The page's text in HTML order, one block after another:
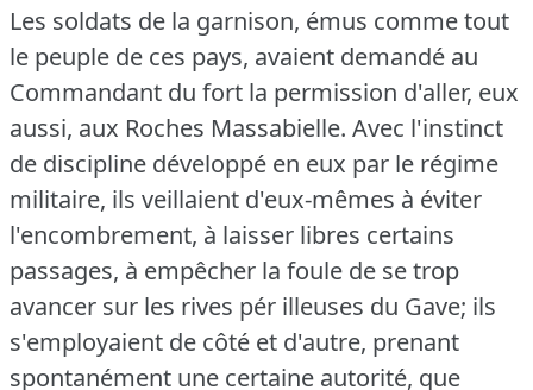
Les soldats de la garnison, émus comme tout
le peuple de ces pays, avaient demandé au
Commandant du fort la permission d'aller, eux
aussi, aux Roches Massabielle. Avec l'instinct
de discipline développé en eux par le régime
militaire, ils veillaient d'eux-mêmes à éviter
l'encombrement, à laisser libres certains
passages, à empêcher la foule de se trop
avancer sur les rives pér illeuses du Gave; ils
s'employaient de côté et d'autre, prenant
spontanément une certaine autorité, que